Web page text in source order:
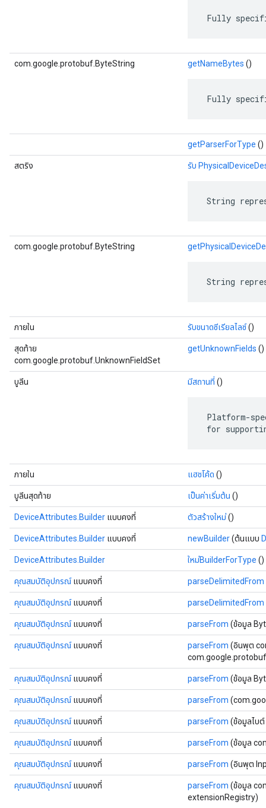
Fully
com.google.protobuf.ByteString getNameBytes ()
Fully
getParserForType ()
สตริง รับ
String
com.google.protobuf.ByteString
String
ภายใน รับขนาดซีเรียลไลซ์()
สุดท้าย
com.google.protobuf.UnknownFieldSet
getUnknownFields ()
บูลีน มีสถานที่ ()
Platform-
for
ภายใน แฮชโค้ด ()
บูลีนสุดท้าย เป็นค่าเริ่มต้น ()
DeviceAttributes.Builder แบบคงที่ ตัวสร้างใหม่()
DeviceAttributes.Builder แบบคงที่ newBuilder(ต้นแบบ
DeviceAttributes.Builder ใหม่BuilderForType ()
คุณสมบัติอุปกรณ์แบบคงที่ parseDelimitedFrom
คุณสมบัติอุปกรณ์แบบคงที่ parseDelimitedFrom
คุณสมบัติอุปกรณ์แบบคงที่ parseFrom (ข้อมูล
คุณสมบัติอุปกรณ์แบบคงที่ parseFrom (อินพุต
คุณสมบัติอุปกรณ์แบบคงที่ parseFrom (ข้อมูล
คุณสมบัติอุปกรณ์แบบคงที่ parseFrom
คุณสมบัติอุปกรณ์แบบคงที่ parseFrom (ข้อมูลไบ
คุณสมบัติอุปกรณ์แบบคงที่ parseFrom (ข้อมูล
คุณสมบัติอุปกรณ์แบบคงที่ parseFrom (อินพุต
คุณสมบัติอุปกรณ์แบบคงที่ parseFrom (ข้อมูล
extensionRegistry)